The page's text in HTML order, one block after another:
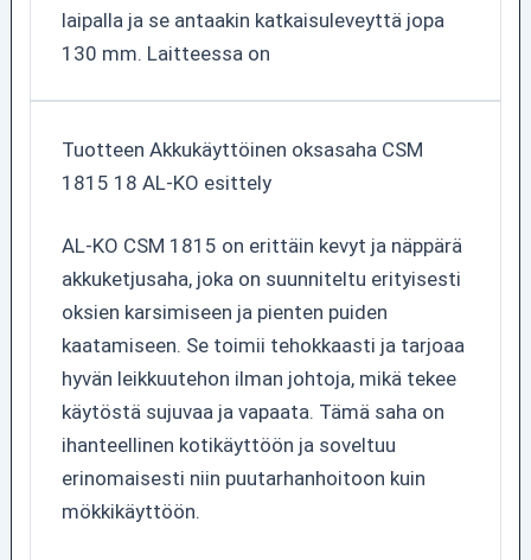
laipalla ja se antaakin katkaisuleveyttä jopa
130 mm. Laitteessa on
Tuotteen Akkukäyttöinen oksasaha CSM
1815 18 AL-KO esittely
AL-KO CSM 1815 on erittäin kevyt ja näppärä
akkuketjusaha, joka on suunniteltu erityisesti
oksien karsimiseen ja pienten puiden
kaatamiseen. Se toimii tehokkaasti ja tarjoaa
hyvän leikkuutehon ilman johtoja, mikä tekee
käytöstä sujuvaa ja vapaata. Tämä saha on
ihanteellinen kotikäyttöön ja soveltuu
erinomaisesti niin puutarhanhoitoon kuin
mökkikäyttöön.